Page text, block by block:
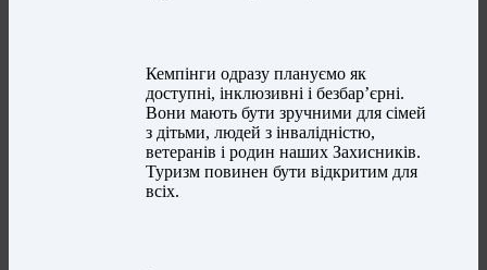
Кемпінги одразу плануємо як
доступні, інклюзивні і безбар’єрні.
Вони мають бути зручними для сімей
з дітьми, людей з інвалідністю,
ветеранів і родин наших Захисників.
Туризм повинен бути відкритим для
всіх.